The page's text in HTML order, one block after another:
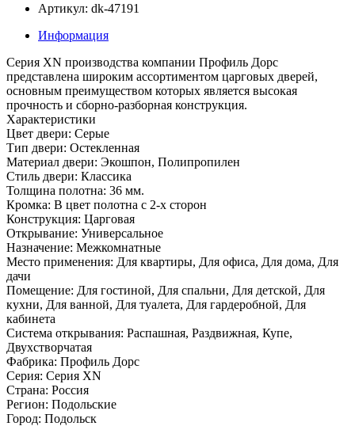
Артикул: dk-47191
Информация
Серия ХN производства компании Профиль Дорс
представлена широким ассортиментом царговых дверей,
основным преимуществом которых является высокая
прочность и сборно-разборная конструкция.
Характеристики
Цвет двери: Серые
Тип двери: Остекленная
Материал двери: Экошпон, Полипропилен
Стиль двери: Классика
Толщина полотна: 36 мм.
Кромка: В цвет полотна с 2-х сторон
Конструкция: Царговая
Открывание: Универсальное
Назначение: Межкомнатные
Место применения: Для квартиры, Для офиса, Для дома, Для
дачи
Помещение: Для гостиной, Для спальни, Для детской, Для
кухни, Для ванной, Для туалета, Для гардеробной, Для
кабинета
Система открывания: Распашная, Раздвижная, Купе,
Двухстворчатая
Фабрика: Профиль Дорс
Серия: Серия XN
Страна: Россия
Регион: Подольские
Город: Подольск